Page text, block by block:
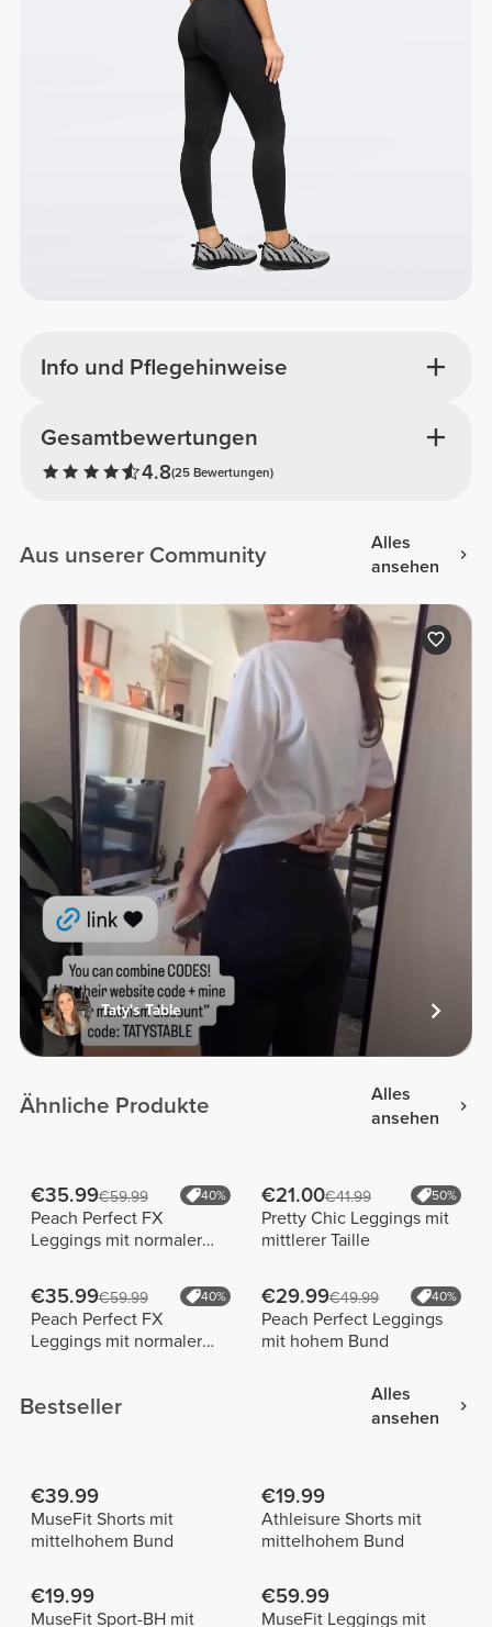
Info und Pflegehinweise
Gesamtbewertungen
4.8(25 Bewertungen)
Aus unserer Community
Alles
ansehen
Taty's Table
Ähnliche Produkte
Alles
ansehen
€35.99€59.99 40%
Peach Perfect FX
Leggings mit normaler
€21.00€41.99 50%
Pretty Chic Leggings mit
mittlerer Taille
€35.99€59.99 40%
Peach Perfect FX
Leggings mit normaler
€29.99€49.99 40%
Peach Perfect Leggings
mit hohem Bund
Bestseller
Alles
ansehen
€39.99
MuseFit Shorts mit
mittelhohem Bund
€19.99
Athleisure Shorts mit
mittelhohem Bund
€19.99
MuseFit Sport-BH mit
€59.99
MuseFit Leggings mit